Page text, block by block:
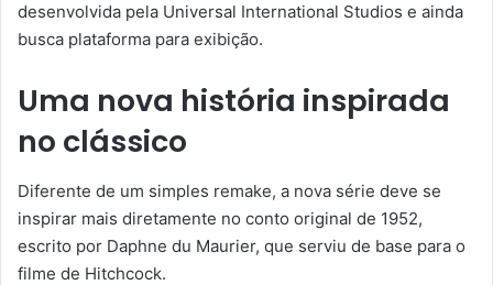
desenvolvida pela Universal International Studios e ainda
busca plataforma para exibição.
Uma nova história inspirada
no clássico
Diferente de um simples remake, a nova série deve se
inspirar mais diretamente no conto original de 1952,
escrito por Daphne du Maurier, que serviu de base para o
filme de Hitchcock.